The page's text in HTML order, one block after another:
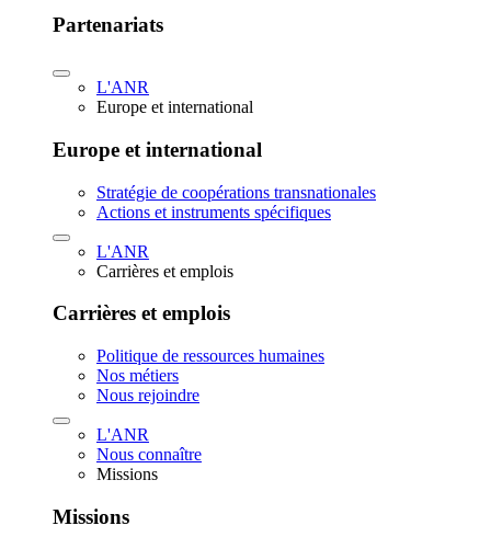
Partenariats
L'ANR
Europe et international
Europe et international
Stratégie de coopérations transnationales
Actions et instruments spécifiques
L'ANR
Carrières et emplois
Carrières et emplois
Politique de ressources humaines
Nos métiers
Nous rejoindre
L'ANR
Nous connaître
Missions
Missions